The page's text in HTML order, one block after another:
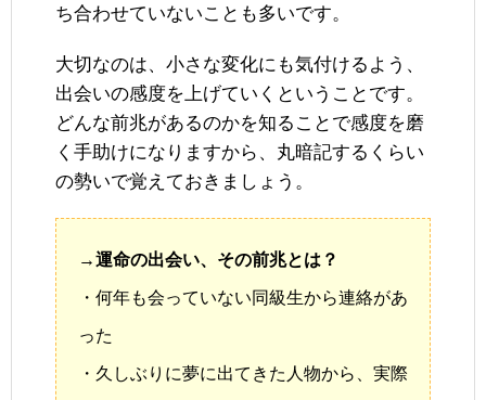
ち合わせていないことも多いです。
大切なのは、小さな変化にも気付けるよう、
出会いの感度を上げていくということです。
どんな前兆があるのかを知ることで感度を磨
く手助けになりますから、丸暗記するくらい
の勢いで覚えておきましょう。
→運命の出会い、その前兆とは？
・何年も会っていない同級生から連絡があ
った
・久しぶりに夢に出てきた人物から、実際